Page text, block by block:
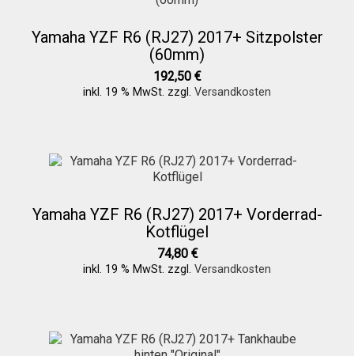
Yamaha YZF R6 (RJ27) 2017+ Sitzpolster
(60mm)
192,50 €
inkl. 19 % MwSt. zzgl. Versandkosten
Yamaha YZF R6 (RJ27) 2017+ Vorderrad-
Kotflügel
74,80 €
inkl. 19 % MwSt. zzgl. Versandkosten